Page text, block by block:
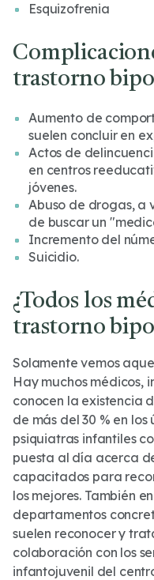
Esquizofrenia
trastorno
Aumento de
suelen concluir en
Actos de
en centros
jóvenes.
Abuso de drogas, a
de buscar un
Incremento del
Suicidio.
¿Todos los
trastorno
Solamente vemos
Hay muchos médicos,
conocen la existencia
de más del 30 % en
psiquiatras infantiles
puesta al día acerca
capacitados para
los mejores. También
departamentos
suelen reconocer y
colaboración con los
infantojuvenil del